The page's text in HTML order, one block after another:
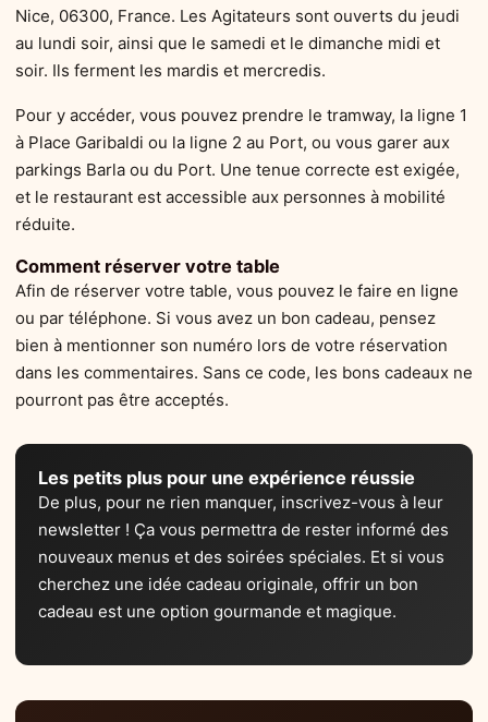
Nice, 06300, France. Les Agitateurs sont ouverts du jeudi
au lundi soir, ainsi que le samedi et le dimanche midi et
soir. Ils ferment les mardis et mercredis.
Pour y accéder, vous pouvez prendre le tramway, la ligne 1
à Place Garibaldi ou la ligne 2 au Port, ou vous garer aux
parkings Barla ou du Port. Une tenue correcte est exigée,
et le restaurant est accessible aux personnes à mobilité
réduite.
Comment réserver votre table
Afin de réserver votre table, vous pouvez le faire en ligne
ou par téléphone. Si vous avez un bon cadeau, pensez
bien à mentionner son numéro lors de votre réservation
dans les commentaires. Sans ce code, les bons cadeaux ne
pourront pas être acceptés.
Les petits plus pour une expérience réussie
De plus, pour ne rien manquer, inscrivez-vous à leur
newsletter ! Ça vous permettra de rester informé des
nouveaux menus et des soirées spéciales. Et si vous
cherchez une idée cadeau originale, offrir un bon
cadeau est une option gourmande et magique.